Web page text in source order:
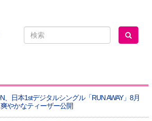
、日本1stデジタルシングル「RUN AWAY」8月
やかなティーザー公開